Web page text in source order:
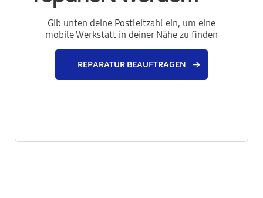
Gib unten deine Postleitzahl ein, um eine
mobile Werkstatt in deiner Nähe zu finden
REPARATUR BEAUFTRAGEN